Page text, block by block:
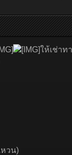
ให้เช่าท
วน)